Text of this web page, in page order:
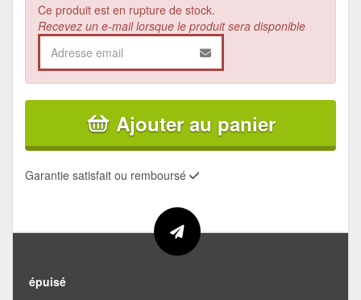
Ce produit est en rupture de stock.
Recevez un e-mail lorsque le produit sera disponible
Ajouter au panier
Garantie satisfait ou remboursé
épuisé